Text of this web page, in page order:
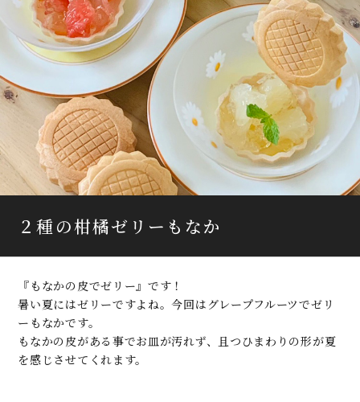
２種の柑橘ゼリーもなか
『もなかの皮でゼリー』です！
暑い夏にはゼリーですよね。今回はグレープフルーツでゼリ
ーもなかです。
もなかの皮がある事でお皿が汚れず、且つひまわりの形が夏
を感じさせてくれます。